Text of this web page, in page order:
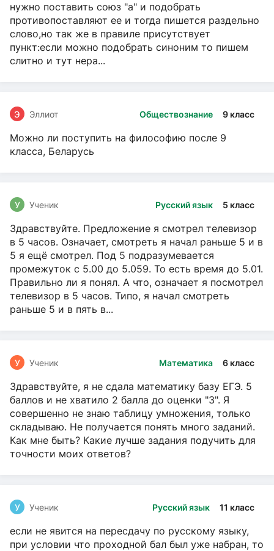
нужно поставить союз "а" и подобрать
противопоставляют ее и тогда пишется раздельно
слово,но так же в правиле присутствует
пункт:если можно подобрать синоним то пишем
слитно и тут нера...
Обществознание 9 класс
Э Эллиот
Можно ли поступить на философию после 9
класса, Беларусь
Русский язык 5 класс
У Ученик
Здравствуйте. Предложение я смотрел телевизор
в 5 часов. Означает, смотреть я начал раньше 5 и в
5 я ещё смотрел. Под 5 подразумевается
промежуток с 5.00 до 5.059. То есть время до 5.01.
Правильно ли я понял. А что, означает я посмотрел
телевизор в 5 часов. Типо, я начал смотреть
раньше 5 и в пять в...
Математика 6 класс
У Ученик
Здравствуйте, я не сдала математику базу ЕГЭ. 5
баллов и не хватило 2 балла до оценки "3". Я
совершенно не знаю таблицу умножения, только
складываю. Не получается понять много заданий.
Как мне быть? Какие лучше задания подучить для
точности моих ответов?
Русский язык 11 класс
У Ученик
если не явится на пересдачу по русскому языку,
при условии что проходной бал был уже набран, то